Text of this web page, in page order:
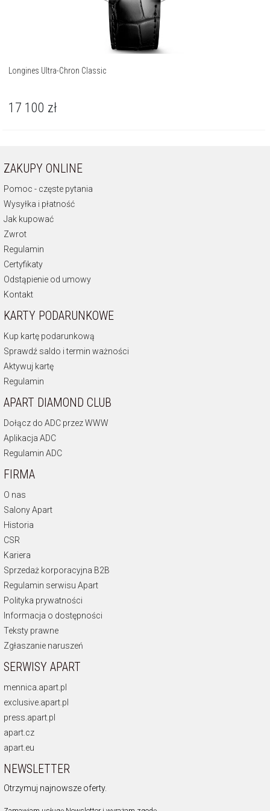
Longines Ultra-Chron Classic
17 100 zł
ZAKUPY ONLINE
Pomoc - częste pytania
Wysyłka i płatność
Jak kupować
Zwrot
Regulamin
Certyfikaty
Odstąpienie od umowy
Kontakt
KARTY PODARUNKOWE
Kup kartę podarunkową
Sprawdź saldo i termin ważności
Aktywuj kartę
Regulamin
APART DIAMOND CLUB
Dołącz do ADC przez WWW
Aplikacja ADC
Regulamin ADC
FIRMA
O nas
Salony Apart
Historia
CSR
Kariera
Sprzedaż korporacyjna B2B
Regulamin serwisu Apart
Polityka prywatności
Informacja o dostępności
Teksty prawne
Zgłaszanie naruszeń
SERWISY APART
mennica.apart.pl
exclusive.apart.pl
press.apart.pl
apart.cz
apart.eu
NEWSLETTER
Otrzymuj najnowsze oferty.